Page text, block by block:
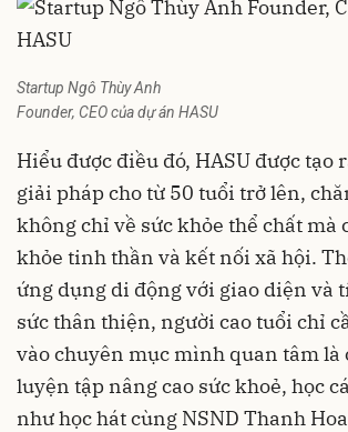
Startup Ngô Thùy Anh
Founder, CEO của dự án HASU
Hiểu được điều đó, HASU được tạo
giải pháp cho từ 50 tuổi trở lên,
không chỉ về sức khỏe thể chất mà
khỏe tinh thần và kết nối xã hội.
ứng dụng di động với giao diện và
sức thân thiện, người cao tuổi chỉ
vào chuyên mục mình quan tâm là
luyện tập nâng cao sức khoẻ, học
như học hát cùng NSND Thanh